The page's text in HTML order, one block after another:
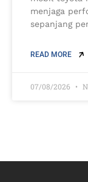
menjaga
sepanjang
READ MORE
07/08/2026